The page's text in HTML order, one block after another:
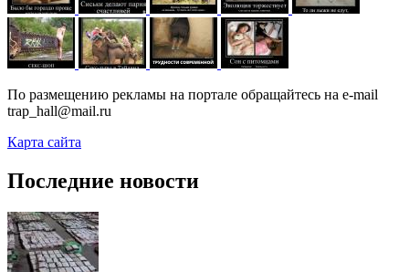
По размещению рекламы на портале обращайтесь на e-mail
trap_hall@mail.ru
Карта сайта
Последние новости